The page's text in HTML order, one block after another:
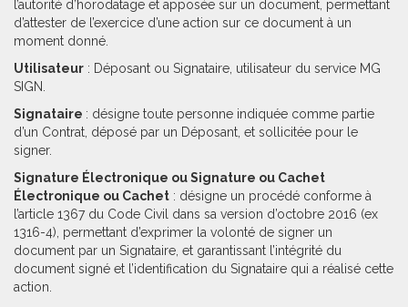
l’autorité d’horodatage et apposée sur un document, permettant
d’attester de l’exercice d’une action sur ce document à un
moment donné.
Utilisateur : Déposant ou Signataire, utilisateur du service MG
SIGN.
Signataire : désigne toute personne indiquée comme partie
d’un Contrat, déposé par un Déposant, et sollicitée pour le
signer.
Signature Électronique ou Signature ou Cachet
Électronique ou Cachet : désigne un procédé conforme à
l’article 1367 du Code Civil dans sa version d’octobre 2016 (ex
1316-4), permettant d’exprimer la volonté de signer un
document par un Signataire, et garantissant l’intégrité du
document signé et l’identification du Signataire qui a réalisé cette
action.